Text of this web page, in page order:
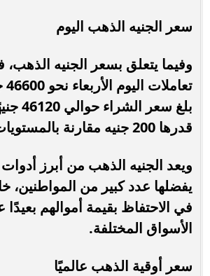
سعر الجنيه الذهب اليوم
وفيما يتعلق بسعر الجنيه
بلغ سعر
قدرها 200 جنيه مقارنة بالمستويات السابقة.
ويعد الجنيه الذهب من أبرز أدوات
يفضلها عدد كبير من المواطنين،
في الاحتفاظ بقيمة أموالهم
الأسواق المختلفة.
سعر أوقية الذهب عالميًا